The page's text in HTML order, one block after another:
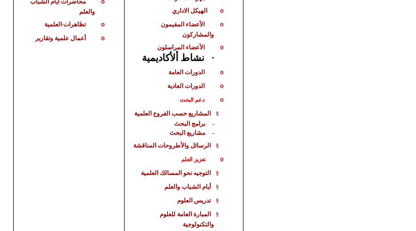
o
والعلم
o تظاهراتالعلمية
o أعمال علمية وتقارير
o الهيكل الاداري
o
الأعضاء المقيمون
والمشاركون
o الأعضاء المراسلون
· نشاط ألأكاديمية
o الدورات العامة
o الدورات العادية
o دعم البحث
§ المشاريع حسب الفروع العلمية
- برامج البحث
- مشاريعالبحث
§ الرسائل والأطروحات المناقشة
o تعزيز العلم
§ التوجيه نحو المسالك العلمية
§ أيام الشباب والعلم
§ تدريس العلوم
§ المبارةالعامة للعلوم
والتكنولوجية